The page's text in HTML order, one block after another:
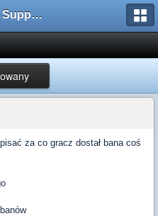
AMXX.pl: Support AMX Mod X i SourceMod
za co gracz dostał bana coś